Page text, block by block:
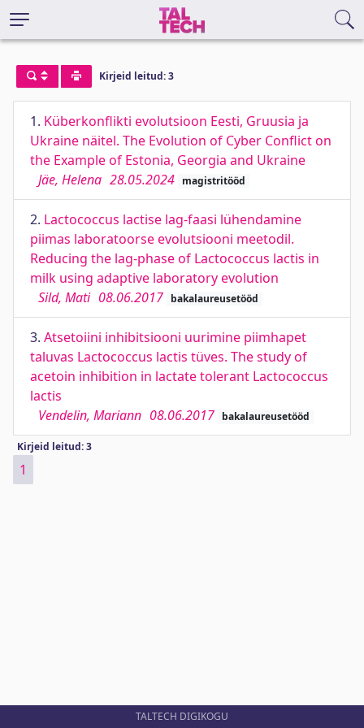
Kirjeid leitud: 3
1. Küberkonflikti evolutsioon Eesti, Gruusia ja
Ukraine näitel. The Evolution of Cyber Conflict on
the Example of Estonia, Georgia and Ukraine
Jäe, Helena 28.05.2024 magistritööd
2. Lactococcus lactise lag-faasi lühendamine
piimas laboratoorse evolutsiooni meetodil.
Reducing the lag-phase of Lactococcus lactis in
milk using adaptive laboratory evolution
Sild, Mati 08.06.2017 bakalaureusetööd
3. Atsetoiini inhibitsiooni uurimine piimhapet
taluvas Lactococcus lactis tüves. The study of
acetoin inhibition in lactate tolerant Lactococcus
lactis
Vendelin, Mariann 08.06.2017 bakalaureusetööd
Kirjeid leitud: 3
1
TALTECH DIGIKOGU